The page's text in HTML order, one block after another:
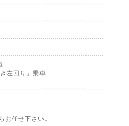
左回り」乗車
任せ下さい。